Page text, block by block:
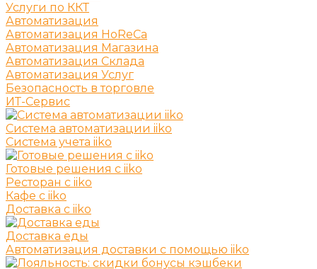
Услуги по ККТ
Автоматизация
Автоматизация HoReCa
Автоматизация Магазина
Автоматизация Склада
Автоматизация Услуг
Безопасность в торговле
ИТ-Сервис
Система автоматизации iiko
Система учета iiko
Готовые решения c iiko
Ресторан с iiko
Кафе с iiko
Доставка с iiko
Доставка еды
Автоматизация доставки с помощью iiko